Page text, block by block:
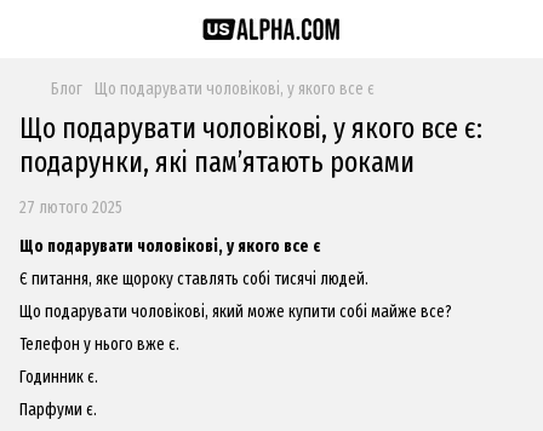
Блог Що подарувати чоловікові, у якого все є
Що подарувати чоловікові, у якого все є:
подарунки, які пам’ятають роками
27 лютого 2025
Що подарувати чоловікові, у якого все є
Є питання, яке щороку ставлять собі тисячі людей.
Що подарувати чоловікові, який може купити собі майже все?
Телефон у нього вже є.
Годинник є.
Парфуми є.